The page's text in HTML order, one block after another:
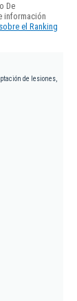
De
información
el Ranking
de lesiones,